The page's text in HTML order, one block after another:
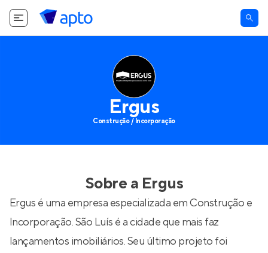
Ergus
Construção / Incorporação
Sobre a Ergus
Ergus é uma empresa especializada em Construção e
Incorporação. São Luís é a cidade que mais faz
lançamentos imobiliários. Seu último projeto foi